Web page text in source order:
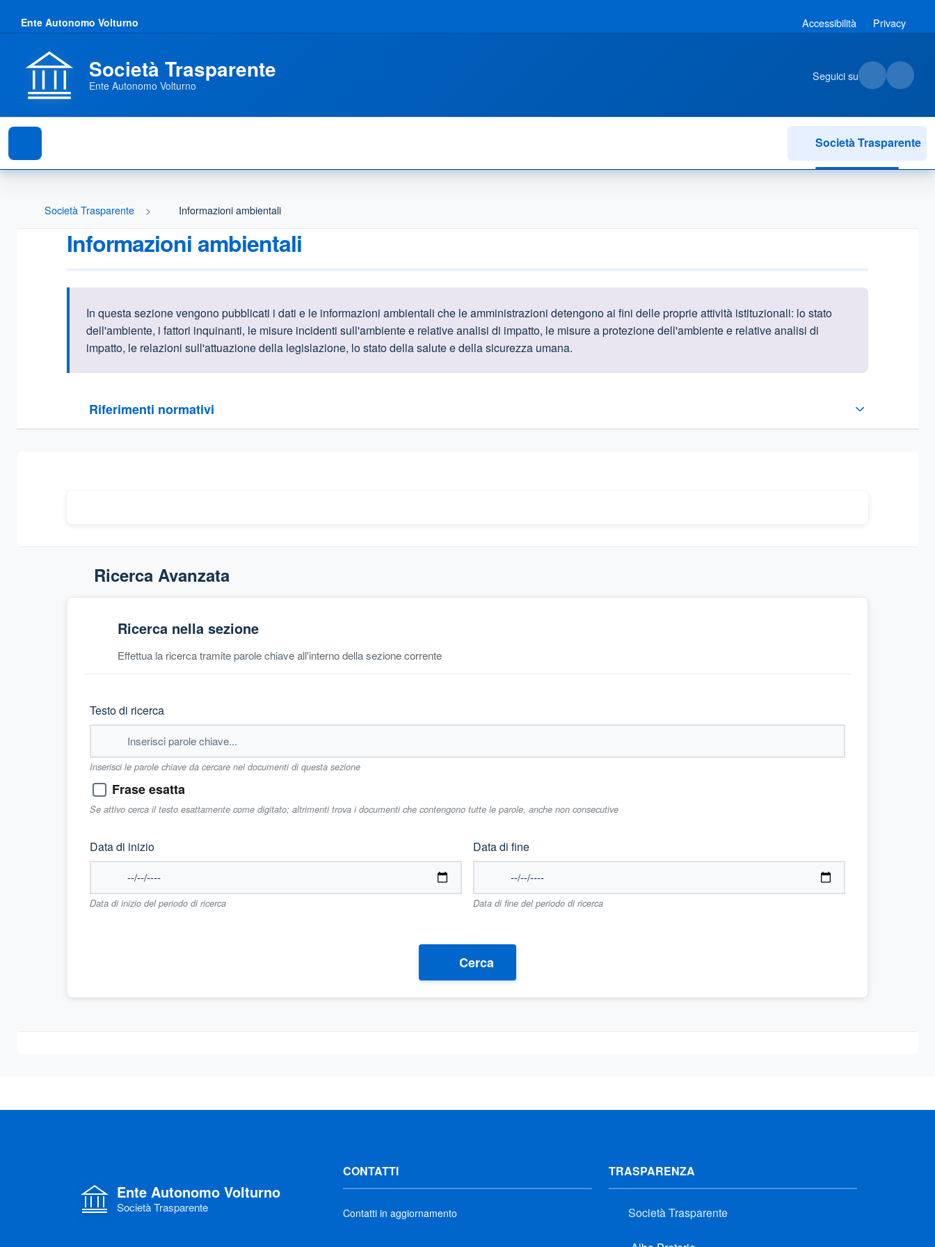
Ente Autonomo Volturno Accessibilità Privacy
Società Trasparente
Ente Autonomo Volturno
Seguici su
Società Trasparente
Società Trasparente Informazioni ambientali
Informazioni ambientali
Informazioni introduttive
In questa sezione vengono pubblicati i dati e le informazioni ambientali che le amministrazioni detengono ai fini delle proprie attività istituzionali: lo stato
dell'ambiente, i fattori inquinanti, le misure incidenti sull'ambiente e relative analisi di impatto, le misure a protezione dell'ambiente e relative analisi di
impatto, le relazioni sull'attuazione della legislazione, lo stato della salute e della sicurezza umana.
Riferimenti normativi
Sezione compressa
Ricerca Avanzata
Ricerca nella sezione
Effettua la ricerca tramite parole chiave all'interno della sezione corrente
Testo di ricerca
Inserisci le parole chiave da cercare nei documenti di questa sezione
Frase esatta
Se attivo cerca il testo esattamente come digitato; altrimenti trova i documenti che contengono tutte le parole, anche non consecutive
Data di inizio
Data di inizio del periodo di ricerca
Data di fine
Data di fine del periodo di ricerca
Cerca
Ente Autonomo Volturno
Società Trasparente
CONTATTI
Contatti in aggiornamento
TRASPARENZA
Società Trasparente